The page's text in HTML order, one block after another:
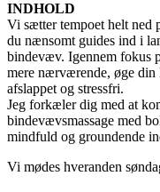
INDHOLD
Vi sætter tempoet helt ned
du nænsomt guides ind i
bindevæv. Igennem fokus
mere nærværende, øge
afslappet og stressfri.
Jeg forkæler dig med at
bindevævsmassage med
mindfuld og groundende
Vi mødes hveranden